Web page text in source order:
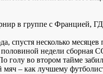
в группе с Францией,
несколько месяцев
недели
во втором тайме
– как лучшему